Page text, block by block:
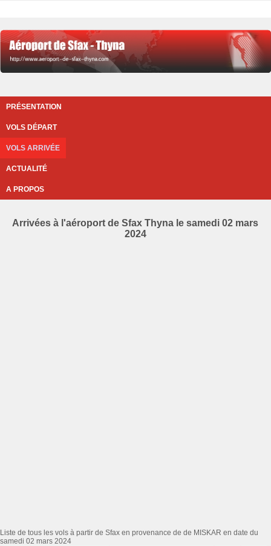
PRÉSENTATION
VOLS DÉPART
VOLS ARRIVÉE
ACTUALITÉ
A PROPOS
Arrivées à l'aéroport de Sfax Thyna le samedi 02 mars
2024
Liste de tous les vols à partir de Sfax en provenance de de MISKAR en date du
samedi 02 mars 2024